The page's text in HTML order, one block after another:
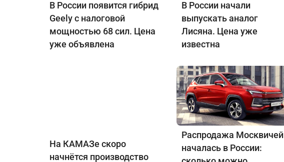
В России появится гибрид
Geely с налоговой
мощностью 68 сил. Цена
уже объявлена
В России начали
выпускать аналог
Лисяна. Цена уже
известна
На КАМАЗе скоро
начнётся производство
Распродажа Москвичей
началась в России: